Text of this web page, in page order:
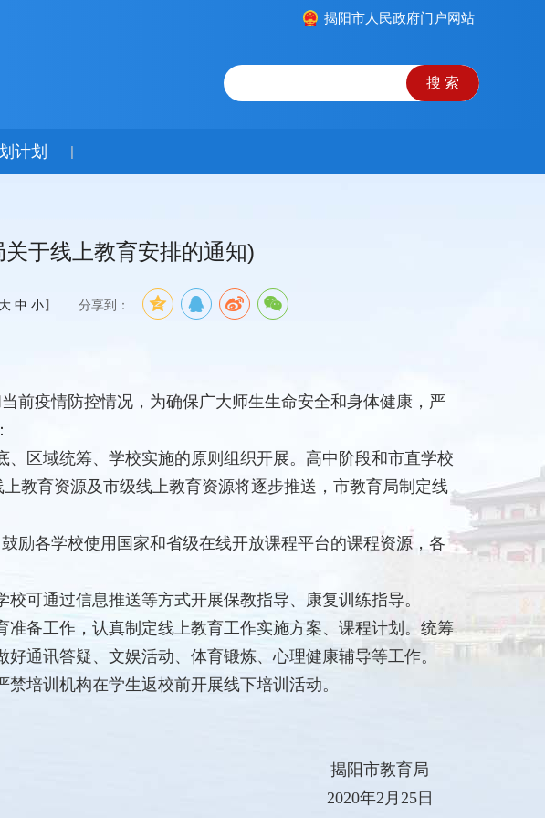
揭阳市人民政府门户网站
计划 |
于线上教育安排的通知)
大 中 小】 分享到：
疫情防控情况，为确保广大师生生命安全和身体健康，严
区域统筹、学校实施的原则组织开展。高中阶段和市直学校
教育资源及市级线上教育资源将逐步推送，市教育局制定线
各学校使用国家和省级在线开放课程平台的课程资源，各
通过信息推送等方式开展保教指导、康复训练指导。
工作，认真制定线上教育工作实施方案、课程计划。统筹
通讯答疑、文娱活动、体育锻炼、心理健康辅导等工作。
培训机构在学生返校前开展线下培训活动。
揭阳市教育局
2020年2月25日